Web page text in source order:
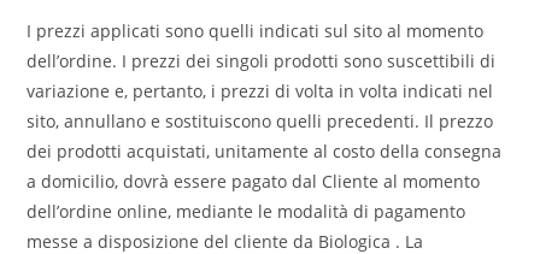
I prezzi applicati sono quelli indicati sul sito al momento
dell’ordine. I prezzi dei singoli prodotti sono suscettibili di
variazione e, pertanto, i prezzi di volta in volta indicati nel
sito, annullano e sostituiscono quelli precedenti. Il prezzo
dei prodotti acquistati, unitamente al costo della consegna
a domicilio, dovrà essere pagato dal Cliente al momento
dell’ordine online, mediante le modalità di pagamento
messe a disposizione del cliente da Biologica . La